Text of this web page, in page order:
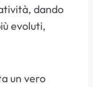
dando
evoluti,
un vero